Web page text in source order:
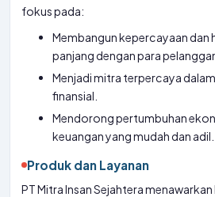
fokus pada:
Membangun kepercayaan dan
panjang dengan para
Menjadi mitra terpercaya
finansial.
Mendorong pertumbuhan
keuangan yang mudah dan adil.
Produk dan Layanan
PT Mitra Insan Sejahtera